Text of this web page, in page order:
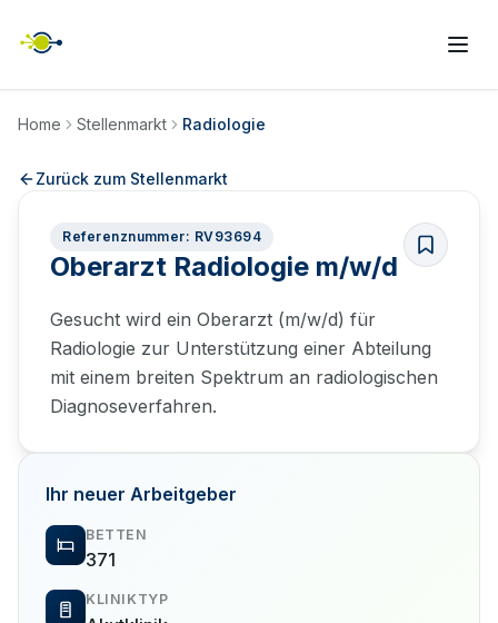
Home Stellenmarkt Radiologie
Zurück zum Stellenmarkt
Referenznummer: RV93694
Oberarzt Radiologie m/w/d
Gesucht wird ein Oberarzt (m/w/d) für
Radiologie zur Unterstützung einer Abteilung
mit einem breiten Spektrum an radiologischen
Diagnoseverfahren.
Ihr neuer Arbeitgeber
BETTEN
371
KLINIKTYP